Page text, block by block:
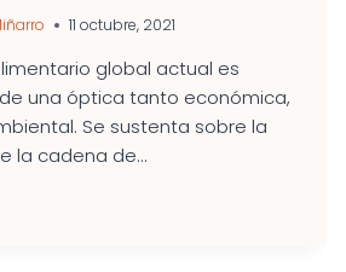
11 octubre, 2021
global actual es
una óptica tanto económica,
Se sustenta sobre la
la cadena de...